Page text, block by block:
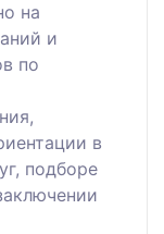
на
и
по
в
подборе